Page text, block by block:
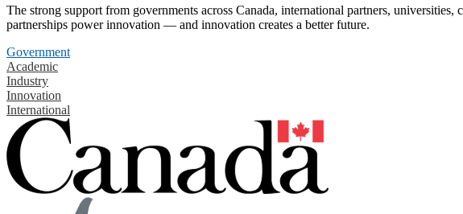
The strong support from governments across Canada, international partners,
partnerships power innovation — and innovation creates a better future.
Government
Academic
Industry
Innovation
International